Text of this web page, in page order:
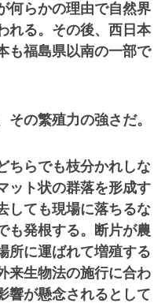
何らかの理由で自然界
れる。その後、西日本
も福島県以南の一部で
の繁殖力の強さだ。
ちらでも枝分かれしな
ット状の群落を形成す
しても現場に落ちるな
も発根する。断片が農
所に運ばれて増殖する
来生物法の施行に合わ
響が懸念されるとして